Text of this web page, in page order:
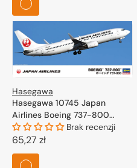
Hasegawa
Hasegawa 10745 Japan
Airlines Boeing 737-800
1/200
Brak recenzji
Cena
regularna
65,27 zł